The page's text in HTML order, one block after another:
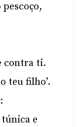
contra ti.
teu filho’.
túnica e